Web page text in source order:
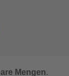
Mengen.